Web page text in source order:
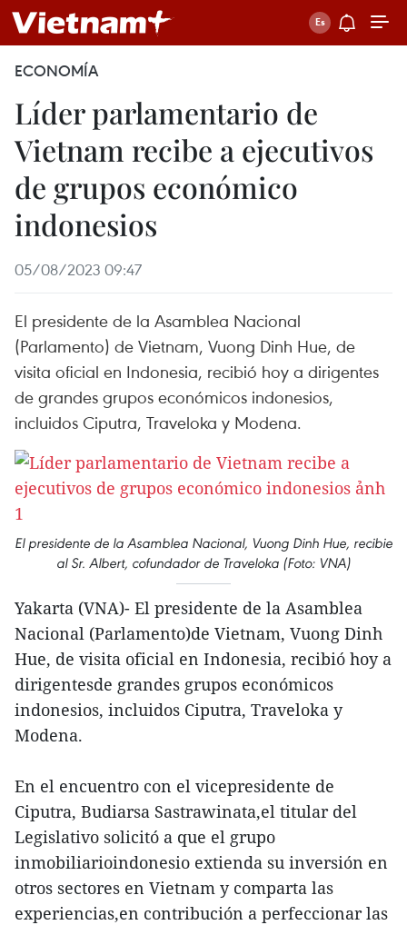
ECONOMÍA
Líder parlamentario de
Vietnam recibe a ejecutivos
de grupos económico
indonesios
05/08/2023 09:47
El presidente de la Asamblea Nacional
(Parlamento) de Vietnam, Vuong Dinh Hue, de
visita oficial en Indonesia, recibió hoy a dirigentes
de grandes grupos económicos indonesios,
incluidos Ciputra, Traveloka y Modena.
El presidente de la Asamblea Nacional, Vuong Dinh Hue, recibie
al Sr. Albert, cofundador de Traveloka (Foto: VNA)
Yakarta (VNA)- El presidente de la Asamblea
Nacional (Parlamento)de Vietnam, Vuong Dinh
Hue, de visita oficial en Indonesia, recibió hoy a
dirigentesde grandes grupos económicos
indonesios, incluidos Ciputra, Traveloka y
Modena.
En el encuentro con el vicepresidente de
Ciputra, Budiarsa Sastrawinata,el titular del
Legislativo solicitó a que el grupo
inmobiliarioindonesio extienda su inversión en
otros sectores en Vietnam y comparta las
experiencias,en contribución a perfeccionar las